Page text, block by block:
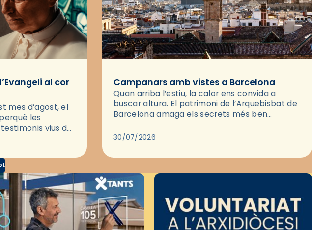
al cor
mes d’agost, el
les
vius de
A través d’una
Campanars amb vistes a Barcelona
Quan arriba l’estiu, la calor ens convida a
buscar altura. El patrimoni de l’Arquebisbat de
Barcelona amaga els secrets més ben
campanars i les cobertes…
30/07/2026